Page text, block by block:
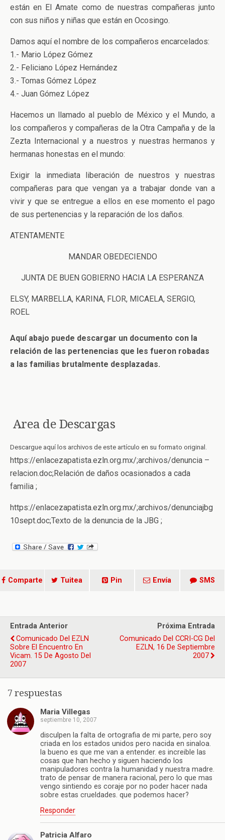
están en El Amate como de nuestras compañeras junto
con sus niños y niñas que están en Ocosingo.
Damos aquí el nombre de los compañeros encarcelados:
1.- Mario López Gómez
2.- Feliciano López Hernández
3.- Tomas Gómez López
4.- Juan Gómez López
Hacemos un llamado al pueblo de México y el Mundo, a
los compañeros y compañeras de la Otra Campaña y de la
Zezta Internacional y a nuestros y nuestras hermanos y
hermanas honestas en el mundo:
Exigir la inmediata liberación de nuestros y nuestras
compañeras para que vengan ya a trabajar donde van a
vivir y que se entregue a ellos en ese momento el pago
de sus pertenencias y la reparación de los daños.
ATENTAMENTE
MANDAR OBEDECIENDO
JUNTA DE BUEN GOBIERNO HACIA LA ESPERANZA
ELSY, MARBELLA, KARINA, FLOR, MICAELA, SERGIO,
ROEL
Aquí abajo puede descargar un documento con la
relación de las pertenencias que les fueron robadas
a las familias brutalmente desplazadas.
Area de Descargas
Descargue aquí los archivos de este artículo en su formato original.
https://enlacezapatista.ezln.org.mx/;archivos/denuncia –
relacion.doc;Relación de daños ocasionados a cada
familia ;
https://enlacezapatista.ezln.org.mx/;archivos/denunciajbg
10sept.doc;Texto de la denuncia de la JBG ;
Comparte Tuitea Pin Envía SMS
Entrada Anterior
Comunicado Del EZLN
Sobre El Encuentro En
Vicam. 15 De Agosto Del
2007
Próxima Entrada
Comunicado Del CCRI-CG Del
EZLN, 16 De Septiembre
2007
7 respuestas
Maria Villegas
septiembre 10, 2007
disculpen la falta de ortografia de mi parte, pero soy
criada en los estados unidos pero nacida en sinaloa.
la bueno es que me van a entender. es increible las
cosas que han hecho y siguen haciendo los
manipuladores contra la humanidad y nuestra madre.
trato de pensar de manera racional, pero lo que mas
vengo sintiendo es coraje por no poder hacer nada
sobre estas crueldades. que podemos hacer?
Responder
Patricia Alfaro